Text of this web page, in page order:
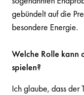
gebündelt auf die
besondere Energie.
Welche Rolle kann
spielen?
Ich glaube, dass der